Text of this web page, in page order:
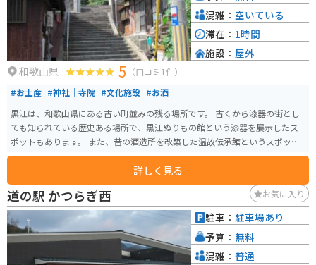
和歌山県 5 （口コミ1件）
#お土産 #神社｜寺院 #文化施設 #お酒
黒江は、和歌山県にある古い町並みの残る場所です。 古くから漆器の街とし
ても知られている歴史ある場所で、黒江ぬりもの館という漆器を展示したス
ポットもあります。 また、昔の酒造所を改築した温故伝承館というスポット
には、清酒酒造の道具などが展示販売しています。お酒が飲めなくても買い
物もできるため、オススメです。 地域からも愛される中言神社には、万葉集
にも登場する黒牛潟の由来となった石もあります。春になると黒江のひなめ
ぐりと呼ばれるイベントも開催されています。各所に展示されるひな人形が
春の訪れを告げます。
詳しく見る
混雑： 空いている
滞在： 1時間
施設： 屋外
道の駅 かつらぎ西 お気に入り
駐車： 駐車場あり
予算： 無料
混雑： 普通